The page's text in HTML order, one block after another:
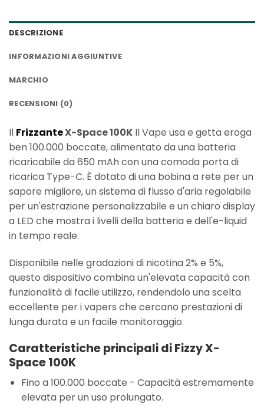
DESCRIZIONE
INFORMAZIONI AGGIUNTIVE
MARCHIO
RECENSIONI (0)
Il FrizzanteX-Space 100K Il Vape usa e getta eroga
ben 100.000 boccate, alimentato da una batteria
ricaricabile da 650 mAh con una comoda porta di
ricarica Type-C. È dotato di una bobina a rete per un
sapore migliore, un sistema di flusso d'aria regolabile
per un'estrazione personalizzabile e un chiaro display
a LED che mostra i livelli della batteria e dell'e-liquid
in tempo reale.
Disponibile nelle gradazioni di nicotina 2% e 5%,
questo dispositivo combina un'elevata capacità con
funzionalità di facile utilizzo, rendendolo una scelta
eccellente per i vapers che cercano prestazioni di
lunga durata e un facile monitoraggio.
Caratteristiche principali di Fizzy X-
Space 100K
Fino a 100.000 boccate - Capacità estremamente
elevata per un uso prolungato.